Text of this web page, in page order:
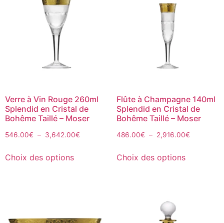
Verre à Vin Rouge 260ml
Splendid en Cristal de
Bohême Taillé – Moser
546.00€ – 3,642.00€
Choix des options
Flûte à Champagne 140ml
Splendid en Cristal de
Bohême Taillé – Moser
486.00€ – 2,916.00€
Choix des options